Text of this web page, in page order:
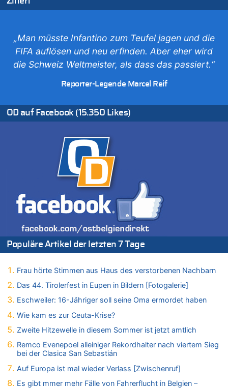
07.08.2026 - 12:31 von Fassungslos zu
In Belgien missachten zwei von drei Autofahrern das
Tempolimit in 30er-Zonen – Untersuchung von Vias
In Belgien missachten zwei von drei Autofahrern das
07.08.2026 - 11:23 von Dax zu
In Belgien missachten zwei von drei Autofahrern das
07.08.2026 - 11:20 von JoKrings zu
In Belgien missachten zwei von drei Autofahrern das
Tempolimit in 30er-Zonen – Untersuchung von Vias
07.08.2026 - 11:15 von Dax zu
Wie kam es zur Ceuta-Krise?
07.08.2026 - 11:12 von Frage zu
Wasserstand des Rheins in NRW so niedrig wie noch nie
07.08.2026 - 10:29 von Soso zu
Aachen ab 11. August wieder Mekka des Pferdesports –
Belgien setzt bei Reit-WM auf starke Springreiter
In Belgien missachten zwei von drei Autofahrern das
Soll Belgien Tempolimit auf Autobahnen erhöhen? – In
Tschechien ab 2024 maximal 150 km/h erlaubt
07.08.2026 - 10:05 von N. A. Klar zu
Tempolimit in 30er-Zonen – Untersuchung von Vias
Das 44. Tirolerfest in Eupen in Bildern [Fotogalerie]
07.08.2026 - 09:18 von Noppi zu
„Man müsste Infantino zum Teufel jagen und die
FIFA auflösen und neu erfinden. Aber eher wird
die Schweiz Weltmeister, als dass das passiert.“
Reporter-Legende Marcel Reif
OD auf Facebook (15.350 Likes)
Populäre Artikel der letzten 7 Tage
Frau hörte Stimmen aus Haus des verstorbenen Nachbarn
Das 44. Tirolerfest in Eupen in Bildern [Fotogalerie]
Eschweiler: 16-Jähriger soll seine Oma ermordet haben
Wie kam es zur Ceuta-Krise?
Zweite Hitzewelle in diesem Sommer ist jetzt amtlich
Remco Evenepoel alleiniger Rekordhalter nach viertem Sieg
bei der Clasica San Sebastián
Auf Europa ist mal wieder Verlass [Zwischenruf]
Es gibt mmer mehr Fälle von Fahrerflucht in Belgien –